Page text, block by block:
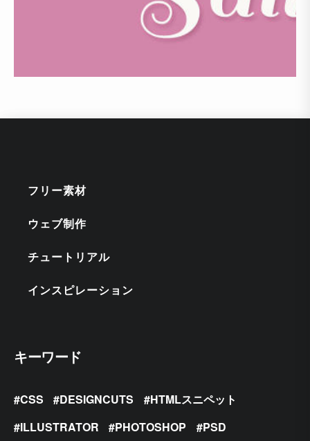
フリー素材
ウェブ制作
チュートリアル
インスピレーション
キーワード
CSS DESIGNCUTS
HTMLスニペット
ILLUSTRATOR
PHOTOSHOP
PSD